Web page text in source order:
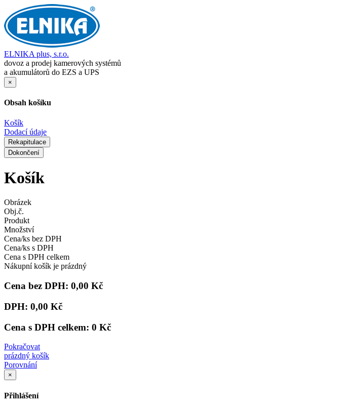
ELNIKA plus, s.r.o.
dovoz a prodej kamerových systémů
a akumulátorů do EZS a UPS
×
Obsah košíku
Košík
Dodací údaje
Rekapitulace
Dokončení
Košík
Obrázek
Obj.č.
Produkt
Množství
Cena/ks bez DPH
Cena/ks s DPH
Cena s DPH celkem
Nákupní košík je prázdný
Cena bez DPH: 0,00 Kč
DPH: 0,00 Kč
Cena s DPH celkem: 0 Kč
Pokračovat
prázdný košík
Porovnání
×
Přihlášení